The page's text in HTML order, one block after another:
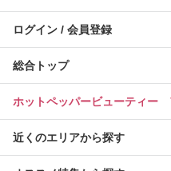
ログイン / 会員登録
総合トップ
ホットペッパービューティー
近くのエリアから探す